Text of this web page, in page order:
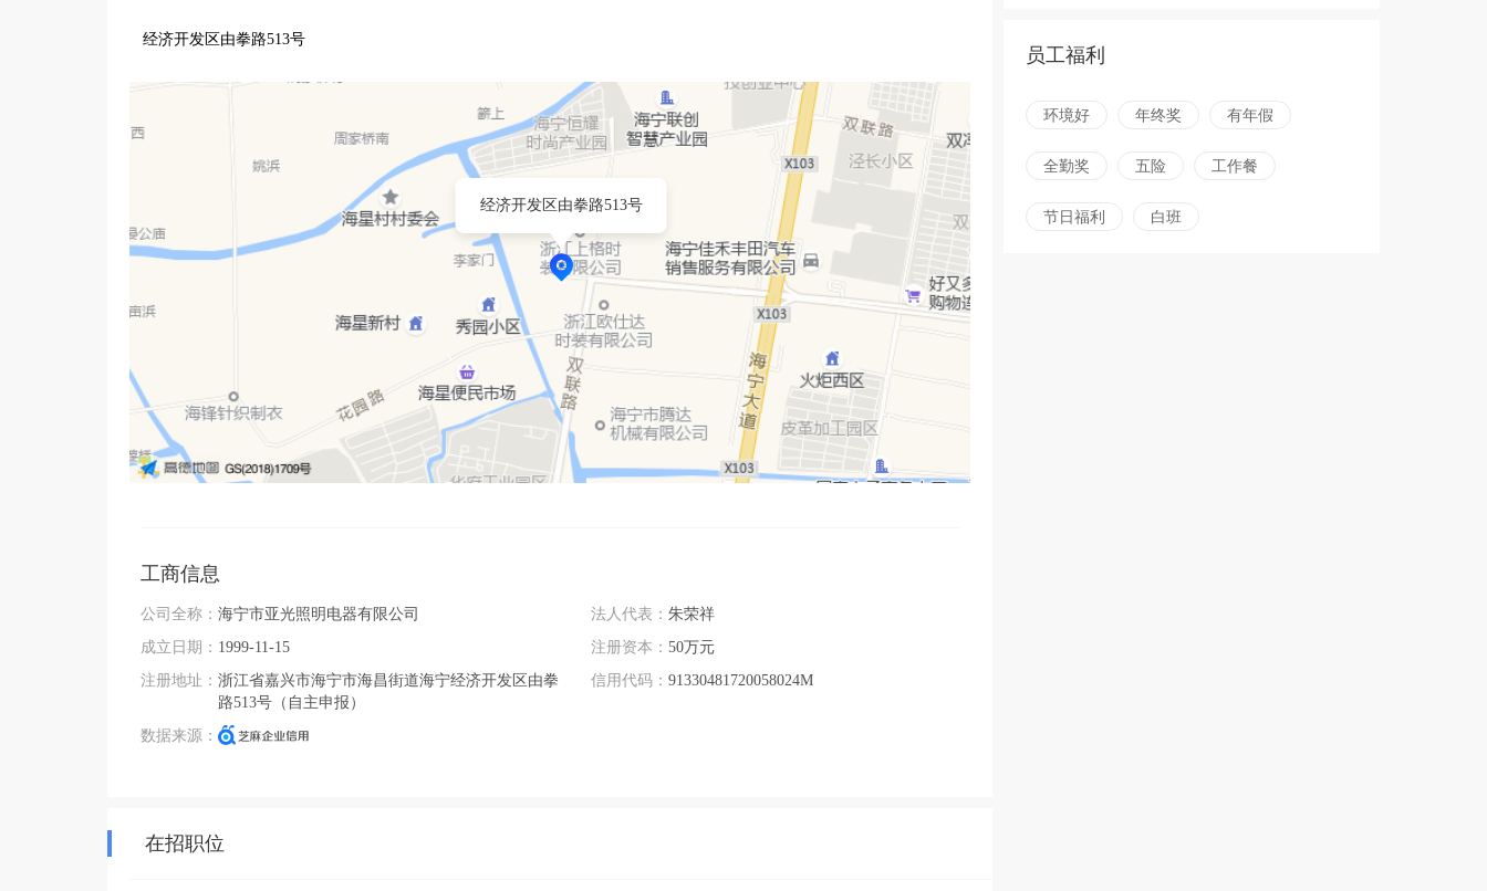
经济开发区由拳路513号
经济开发区由拳路513号
工商信息
公司全称： 海宁市亚光照明电器有限公司
成立日期： 1999-11-15
注册地址： 浙江省嘉兴市海宁市海昌街道海宁经济开发区由拳
路513号（自主申报）
数据来源：
法人代表： 朱荣祥
注册资本： 50万元
信用代码： 91330481720058024M
在招职位
员工福利
环境好 年终奖 有年假
全勤奖 五险 工作餐
节日福利 白班